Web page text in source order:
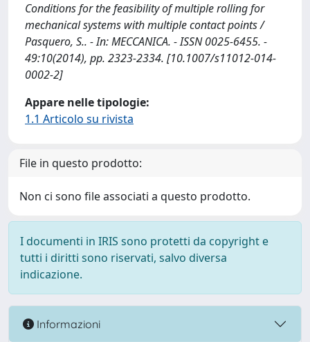
Conditions for the feasibility of multiple rolling for
mechanical systems with multiple contact points /
Pasquero, S.. - In: MECCANICA. - ISSN 0025-6455. -
49:10(2014), pp. 2323-2334. [10.1007/s11012-014-
0002-2]
Appare nelle tipologie:
1.1 Articolo su rivista
File in questo prodotto:
Non ci sono file associati a questo prodotto.
I documenti in IRIS sono protetti da copyright e
tutti i diritti sono riservati, salvo diversa
indicazione.
Informazioni